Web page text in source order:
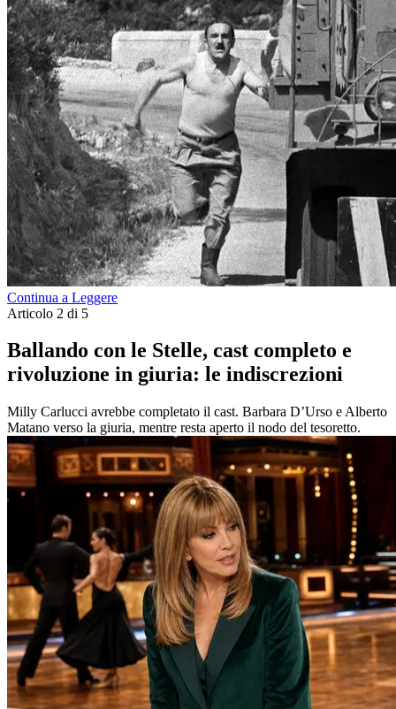
Continua a Leggere
Articolo 2 di 5
Ballando con le Stelle, cast completo e
rivoluzione in giuria: le indiscrezioni
Milly Carlucci avrebbe completato il cast. Barbara D’Urso e Alberto
Matano verso la giuria, mentre resta aperto il nodo del tesoretto.